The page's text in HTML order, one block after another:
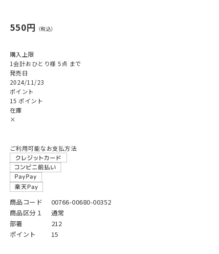
550円
購入上限
1会計おひとり様 5点 まで
発売日
2024/11/23
ポイント
15 ポイント
在庫
×
ご利用可能なお支払方法
商品コード
00766-00680-00352
商品区分１
通常
部署
212
ポイント
15